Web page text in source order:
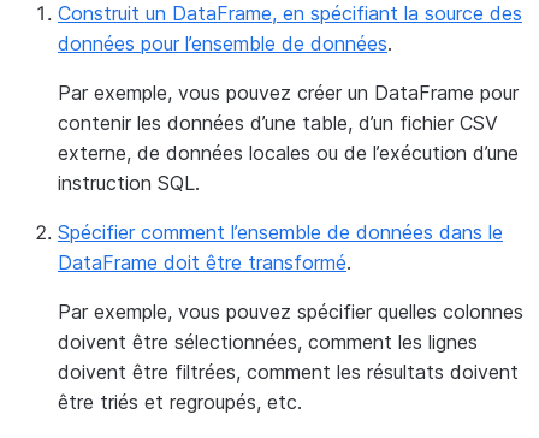
Construit un DataFrame, en spécifiant la source des
données pour l’ensemble de données.
Par exemple, vous pouvez créer un DataFrame pour
contenir les données d’une table, d’un fichier CSV
externe, de données locales ou de l’exécution d’une
instruction SQL.
Spécifier comment l’ensemble de données dans le
DataFrame doit être transformé.
Par exemple, vous pouvez spécifier quelles colonnes
doivent être sélectionnées, comment les lignes
doivent être filtrées, comment les résultats doivent
être triés et regroupés, etc.